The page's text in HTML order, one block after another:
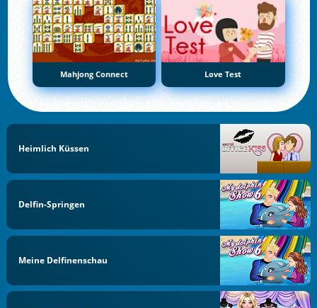
Mahjong Connect Love Test
Heimlich Küssen
Delfin-Springen
Meine Delfinenschau